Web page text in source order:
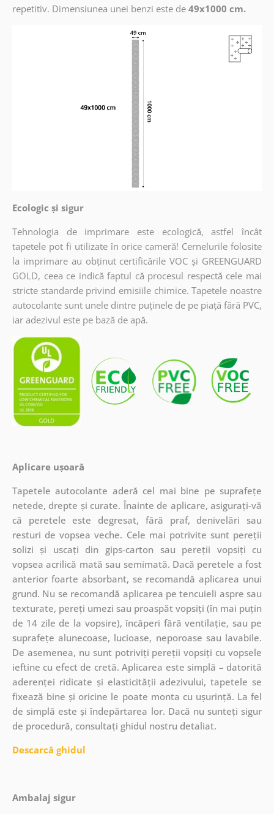
repetitiv. Dimensiunea unei benzi este de 49x1000 cm.
Ecologic și sigur
Tehnologia de imprimare este ecologică, astfel încât
tapetele pot fi utilizate în orice cameră! Cernelurile folosite
la imprimare au obținut certificările VOC și GREENGUARD
GOLD, ceea ce indică faptul că procesul respectă cele mai
stricte standarde privind emisiile chimice. Tapetele noastre
autocolante sunt unele dintre puținele de pe piață fără PVC,
iar adezivul este pe bază de apă.
Aplicare ușoară
Tapetele autocolante aderă cel mai bine pe suprafețe
netede, drepte și curate. Înainte de aplicare, asigurați-vă
că peretele este degresat, fără praf, denivelări sau
resturi de vopsea veche. Cele mai potrivite sunt pereții
solizi și uscați din gips-carton sau pereții vopsiți cu
vopsea acrilică mată sau semimată. Dacă peretele a fost
anterior foarte absorbant, se recomandă aplicarea unui
grund. Nu se recomandă aplicarea pe tencuieli aspre sau
texturate, pereți umezi sau proaspăt vopsiți (în mai puțin
de 14 zile de la vopsire), încăperi fără ventilație, sau pe
suprafețe alunecoase, lucioase, neporoase sau lavabile.
De asemenea, nu sunt potriviți pereții vopsiți cu vopsele
ieftine cu efect de cretă. Aplicarea este simplă – datorită
aderenței ridicate și elasticității adezivului, tapetele se
fixează bine și oricine le poate monta cu ușurință. La fel
de simplă este și îndepărtarea lor. Dacă nu sunteți sigur
de procedură, consultați ghidul nostru detaliat.
Descarcă ghidul
Ambalaj sigur